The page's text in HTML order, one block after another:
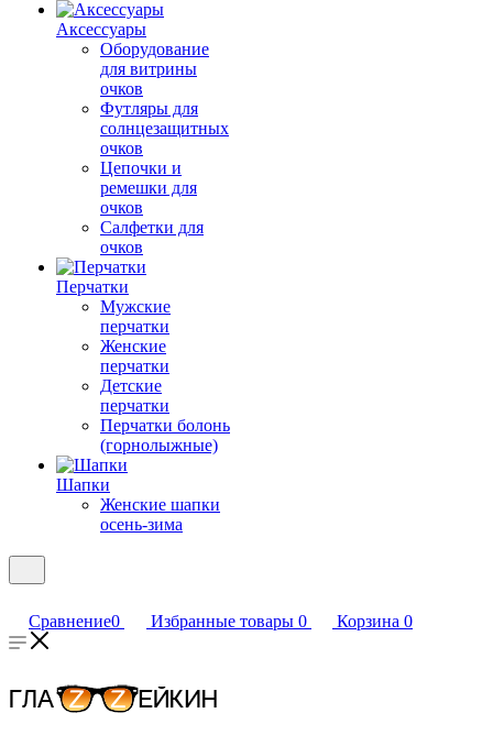
Аксессуары
Оборудование
для витрины
очков
Футляры для
солнцезащитных
очков
Цепочки и
ремешки для
очков
Салфетки для
очков
Перчатки
Мужские
перчатки
Женские
перчатки
Детские
перчатки
Перчатки болонь
(горнолыжные)
Шапки
Женские шапки
осень-зима
Сравнение0 Избранные товары 0 Корзина 0